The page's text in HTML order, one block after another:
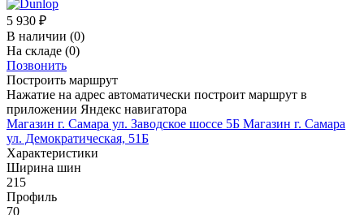
5 930 ₽
В наличии (0)
На складе (0)
Позвонить
Построить маршрут
Нажатие на адрес автоматически построит маршрут в
приложении Яндекс навигатора
Магазин г. Самара ул. Заводское шоссе 5Б Магазин г. Самара
ул. Демократическая, 51Б
Характеристики
Ширина шин
215
Профиль
70